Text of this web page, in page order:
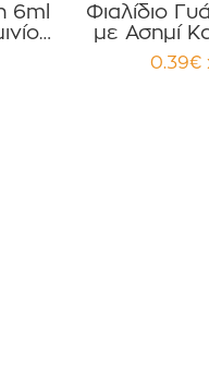
6ml
Φιαλίδιο
με Ασημί
0.39€